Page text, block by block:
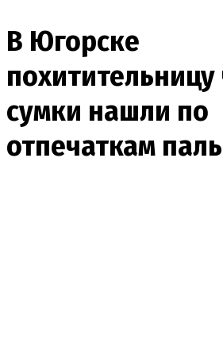
В Югорске
сумки нашли по
отпечаткам